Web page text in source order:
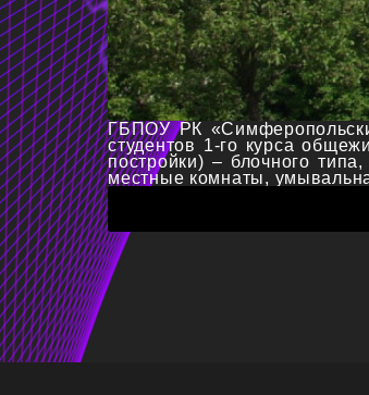
ГБПОУ РК
студентов 1-го курса
постройки) – блочного
местные комнаты,